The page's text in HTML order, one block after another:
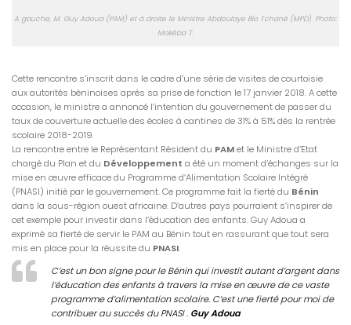
A gauche, M. Guy Adoua (PAM) et à droite le Ministre Abdoulaye Bio Tchané (MPD). Photo:
Makéba T.
Cette rencontre s’inscrit dans le cadre d’une série de visites de courtoisie
aux autorités béninoises après sa prise de fonction le 17 janvier 2018. A cette
occasion, le ministre a annoncé l’intention du gouvernement de passer du
taux de couverture actuelle des écoles à cantines de 31% à 51% dès la rentrée
scolaire 2018-2019.
La rencontre entre le Représentant Résident du PAMet le Ministre d’Etat
chargé du Plan et du Développement a été un moment d’échanges sur la
mise en œuvre efficace du Programme d’Alimentation Scolaire Intégré
(PNASI) initié par le gouvernement. Ce programme fait la fierté du Bénin
dans la sous-région ouest africaine. D’autres pays pourraient s’inspirer de
cet exemple pour investir dans l’éducation des enfants. Guy Adoua a
exprimé sa fierté de servir le PAM au Bénin tout en rassurant que tout sera
mis en place pour la réussite du PNASI.
C’est un bon signe pour le Bénin qui investit autant d’argent dans
l’éducation des enfants à travers la mise en œuvre de ce vaste
programme d’alimentation scolaire. C’est une fierté pour moi de
contribuer au succès du PNASI. Guy Adoua